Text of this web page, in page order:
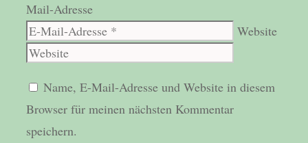
Mail-Adresse
Website
Name, E-Mail-Adresse und Website in diesem
Browser für meinen nächsten Kommentar
speichern.